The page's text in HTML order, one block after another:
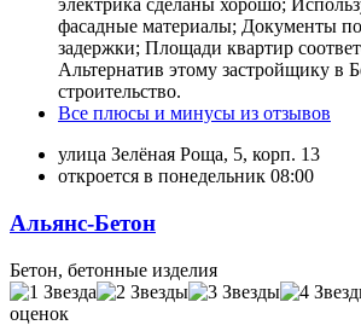
электрика сделаны хорошо;
фасадные материалы; Документы
задержки; Площади квартир
Альтернатив этому застройщику в
строительство.
Все плюсы и минусы из отзывов
улица Зелёная Роща, 5, корп. 13
откроется в понедельник 08:00
Альянс-Бетон
Бетон, бетонные изделия
оценок